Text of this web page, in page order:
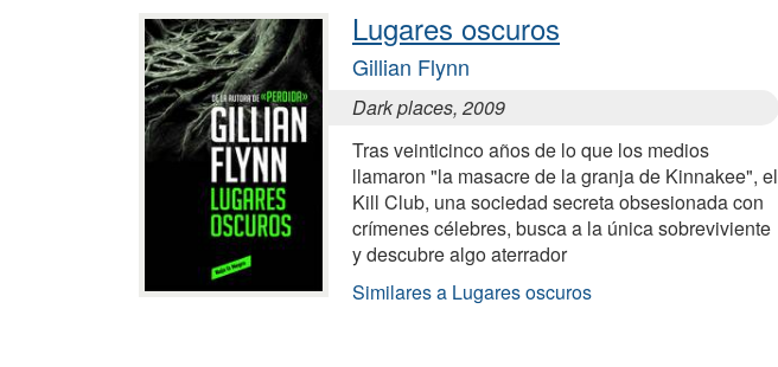
Lugares oscuros
Gillian Flynn
Dark places, 2009
Tras veinticinco años de lo que los medios
llamaron "la masacre de la granja de Kinnakee", el
Kill Club, una sociedad secreta obsesionada con
crímenes célebres, busca a la única sobreviviente
y descubre algo aterrador
Similares a Lugares oscuros